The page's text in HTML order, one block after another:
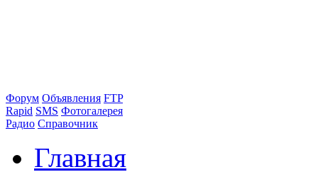
Форум Объявления FTP
Rapid SMS Фотогалерея
Радио Справочник
Главная